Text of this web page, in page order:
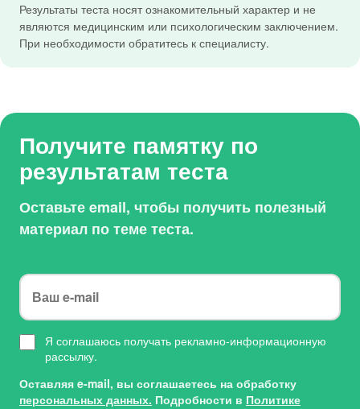
Результаты теста носят ознакомительный характер и не
являются медицинским или психологическим заключением.
При необходимости обратитесь к специалисту.
Получите памятку по
результатам теста
Оставьте email, чтобы получить полезный
материал по теме теста.
Я соглашаюсь получать рекламно-информационную
рассылку.
Оставляя e-mail, вы соглашаетесь на обработку
персональных данных. Подробности в Политике